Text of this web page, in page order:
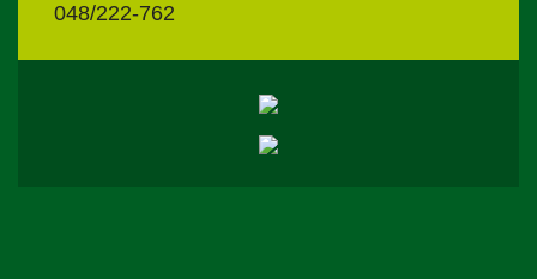
048/222-762